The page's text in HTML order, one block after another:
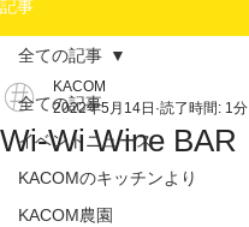
記事
全ての記事
イベントニュース
KACOMのキッチンより
KACOM農園
全ての記事
Wi-Wi Wine BAR
KACOM
2022年5月14日 読了時間: 1分